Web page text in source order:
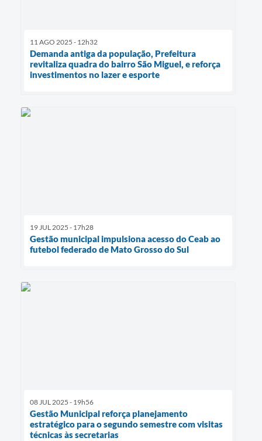
11 AGO 2025 - 12h32
Demanda antiga da população, Prefeitura
revitaliza quadra do bairro São Miguel, e reforça
investimentos no lazer e esporte
19 JUL 2025 - 17h28
Gestão municipal impulsiona acesso do Ceab ao
futebol federado de Mato Grosso do Sul
08 JUL 2025 - 19h56
Gestão Municipal reforça planejamento
estratégico para o segundo semestre com visitas
técnicas às secretarias